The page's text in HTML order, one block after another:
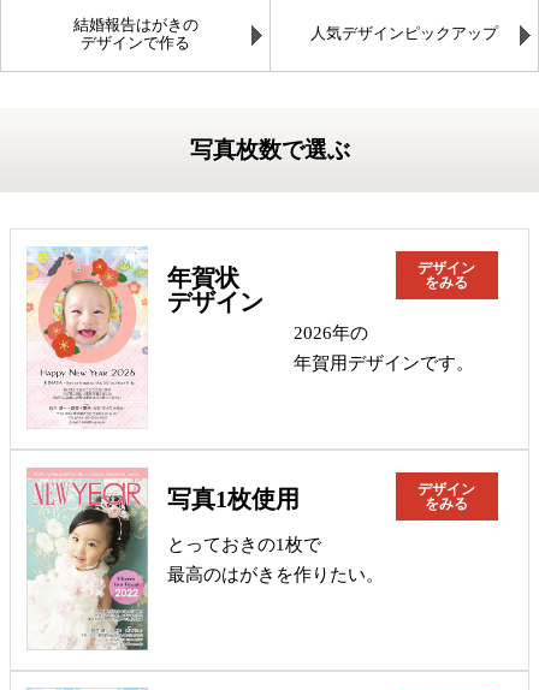
結婚報告はがきの
デザインで作る
人気デザインピックアップ
写真枚数で選ぶ
年賀状
デザイン
デザイン
をみる
2026年の
年賀用デザインです。
写真1枚使用
デザイン
をみる
とっておきの1枚で
最高のはがきを作りたい。